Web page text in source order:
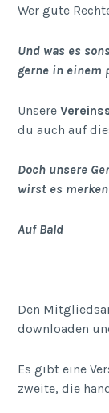
Wer gute
Und was es
gerne in einem
Unsere
du auch auf
Doch unsere
wirst es
Auf Bald
Den
downloaden
Es gibt eine
zweite, die